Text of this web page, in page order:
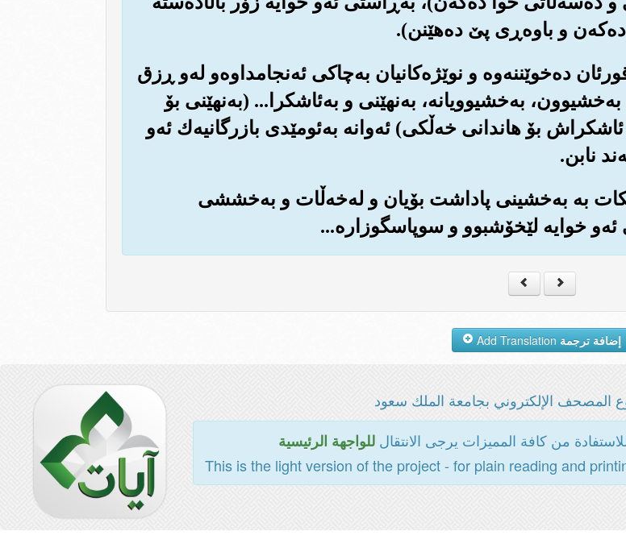
و باوه‌ڕی پێ ده‌هێنن).
ده‌خوێننه‌وه و نوێژه‌کانیان به‌چاکی ئه‌نجامداوه‌و له‌و ڕزق
به‌خشیوویانه‌، به‌نهێنی و به‌ئاشکرا... (به‌نهێنی بۆ
بۆ هاندانی خه‌ڵکی) ئه‌وانه به‌ئومێدی بازرگانیه‌ك ئه‌و
نابن.
بکات به به‌خشینی پاداشت بۆیان و له‌خه‌ڵات و به‌خششی
خوایه لێخۆشبوو و سوپاسگوزاره‌...
إضافة ترجمة
المصحف الإلكتروني بجامعة الملك سعود
من كافة المميزات يرجى الانتقالللواجهة الرئيسية
This is the light version of the project - for plain reading and